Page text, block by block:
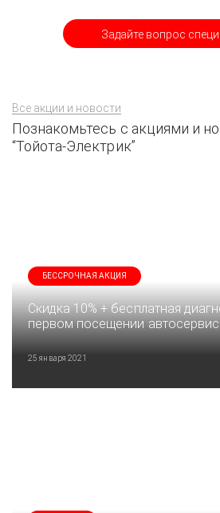
Задайте вопрос
Все акции и новости
Познакомьтесь с акциями и
“Тойота-Электрик”
БЕССРОЧНАЯ АКЦИЯ
Скидка 10% + бесплатная
первом посещении
25 января 2021